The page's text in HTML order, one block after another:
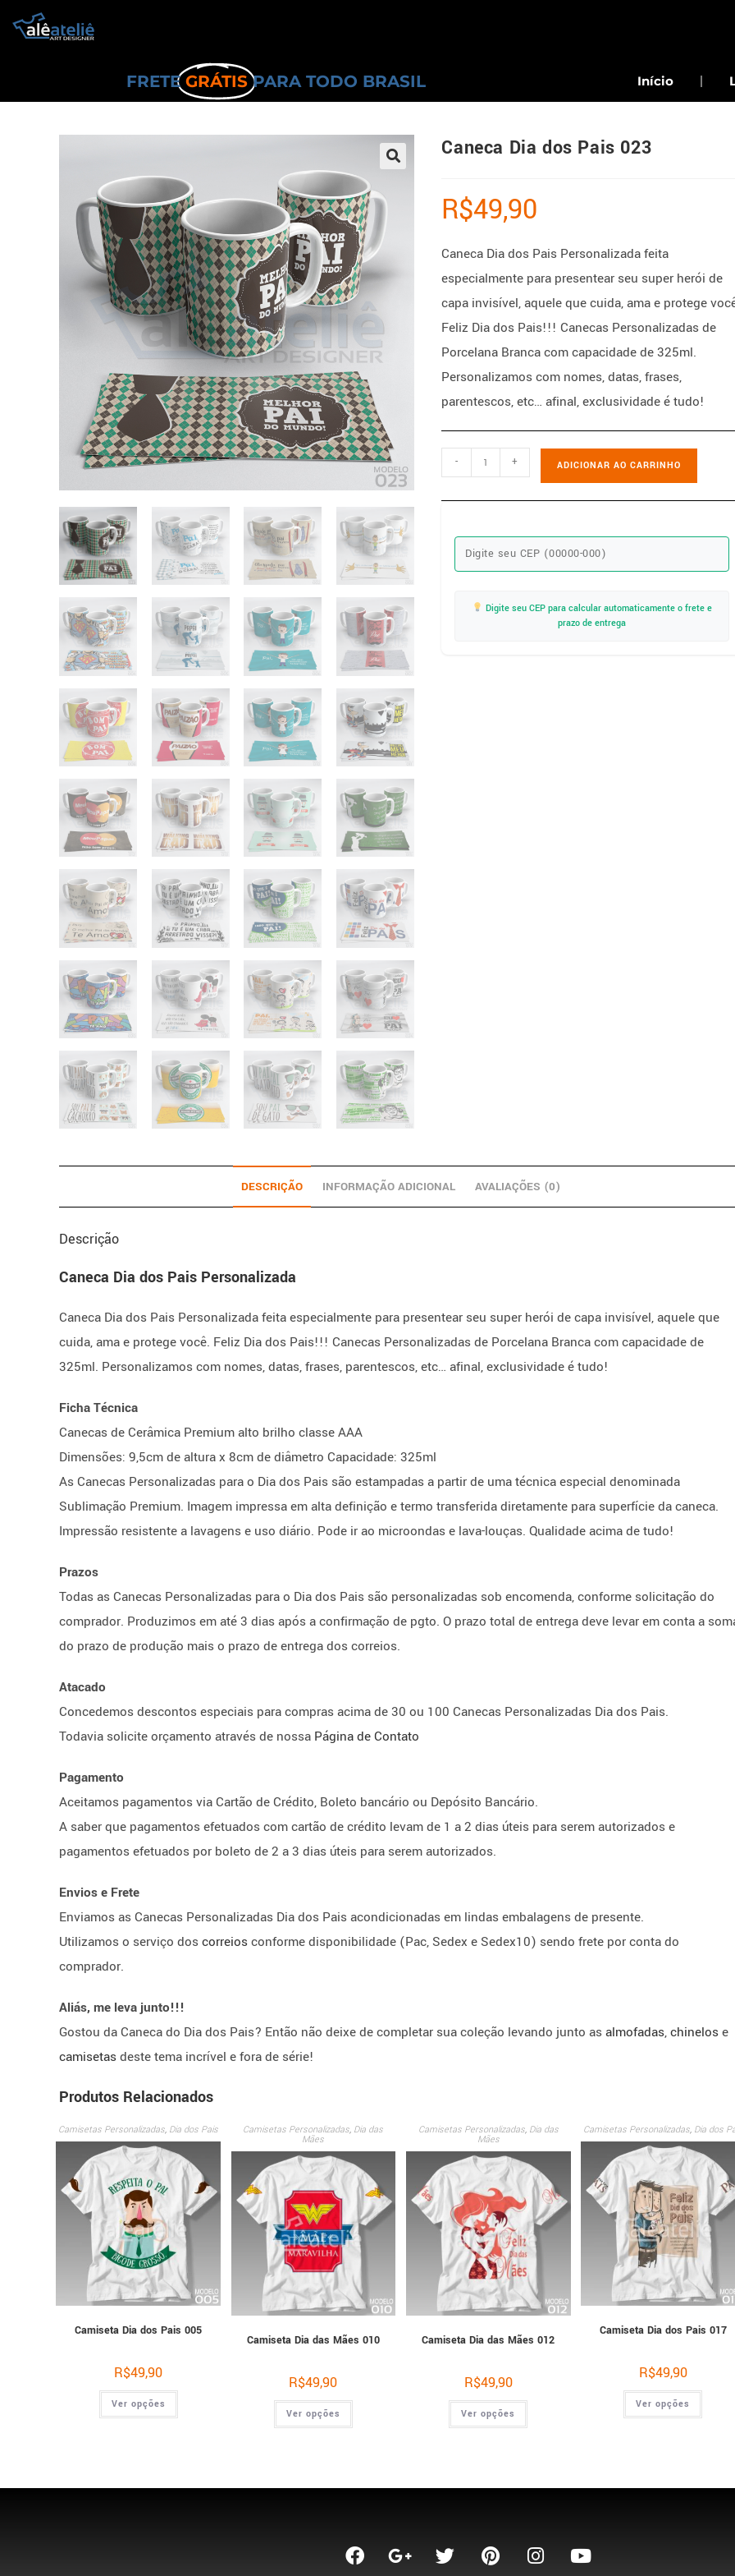
FRETE GRÁTIS PARA TODO BRASIL Início
Caneca Dia dos Pais 023
R$49,90
Caneca Dia dos Pais Personalizada feita
especialmente para presentear seu super herói de
capa invisível, aquele que cuida, ama e protege
Feliz Dia dos Pais!!! Canecas Personalizadas de
Porcelana Branca com capacidade de 325ml.
Personalizamos com nomes, datas, frases,
parentescos, etc… afinal, exclusividade é tudo!
- + ADICIONAR AO CARRINHO
Digite seu CEP para calcular automaticamente o frete e
prazo de entrega
DESCRIÇÃO INFORMAÇÃO ADICIONAL AVALIAÇÕES (0)
Descrição
Caneca Dia dos Pais Personalizada
Caneca Dia dos Pais Personalizada feita especialmente para presentear seu super herói de capa invisível, aquele que
cuida, ama e protege você. Feliz Dia dos Pais!!! Canecas Personalizadas de Porcelana Branca com capacidade de
325ml. Personalizamos com nomes, datas, frases, parentescos, etc… afinal, exclusividade é tudo!
Ficha Técnica
Canecas de Cerâmica Premium alto brilho classe AAA
Dimensões: 9,5cm de altura x 8cm de diâmetro Capacidade: 325ml
As Canecas Personalizadas para o Dia dos Pais são estampadas a partir de uma técnica especial denominada
Sublimação Premium. Imagem impressa em alta definição e termo transferida diretamente para superfície da caneca.
Impressão resistente a lavagens e uso diário. Pode ir ao microondas e lava-louças. Qualidade acima de tudo!
Prazos
Todas as Canecas Personalizadas para o Dia dos Pais são personalizadas sob encomenda, conforme solicitação do
comprador. Produzimos em até 3 dias após a confirmação de pgto. O prazo total de entrega deve levar em conta a
do prazo de produção mais o prazo de entrega dos correios.
Atacado
Concedemos descontos especiais para compras acima de 30 ou 100 Canecas Personalizadas Dia dos Pais.
Todavia solicite orçamento através de nossa Página de Contato
Pagamento
Aceitamos pagamentos via Cartão de Crédito, Boleto bancário ou Depósito Bancário.
A saber que pagamentos efetuados com cartão de crédito levam de 1 a 2 dias úteis para serem autorizados e
pagamentos efetuados por boleto de 2 a 3 dias úteis para serem autorizados.
Envios e Frete
Enviamos as Canecas Personalizadas Dia dos Pais acondicionadas em lindas embalagens de presente.
Utilizamos o serviço doscorreiosconforme disponibilidade (Pac, Sedex e Sedex10) sendo frete por conta do
comprador.
Aliás, me leva junto!!!
Gostou da Caneca do Dia dos Pais? Então não deixe de completar sua coleção levando junto asalmofadas,chinelose
camisetasdeste tema incrível e fora de série!
Produtos Relacionados
Camisetas Personalizadas, Dia dos Pais
Camiseta Dia dos Pais 005
R$49,90
Ver opções
Camisetas Personalizadas, Dia das
Mães
Camiseta Dia das Mães 010
R$49,90
Ver opções
Camisetas Personalizadas, Dia das
Mães
Camiseta Dia das Mães 012
R$49,90
Ver opções
Camisetas Personalizadas, Dia dos
Camiseta Dia dos Pais 017
R$49,90
Ver opções